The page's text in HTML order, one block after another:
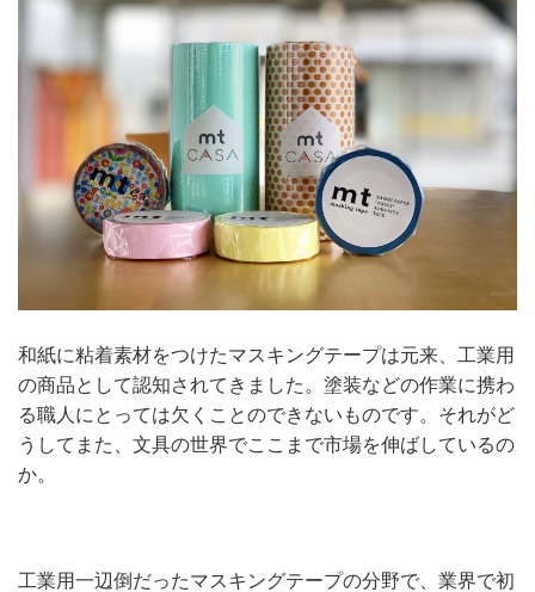
和紙に粘着素材をつけたマスキングテープは元来、工業用
の商品として認知されてきました。塗装などの作業に携わ
る職人にとっては欠くことのできないものです。それがど
うしてまた、文具の世界でここまで市場を伸ばしているの
か。
工業用一辺倒だったマスキングテープの分野で、業界で初